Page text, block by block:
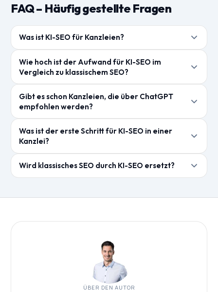
FAQ – Häufig gestellte Fragen
Was ist KI-SEO für Kanzleien?
Inhalten und Online-Präsenz für die Sichtbarkeit in KI-
gestützten Suchsystemen wie ChatGPT, Perplexity
und Google Gemini. Es ergänzt klassisches SEO um
sprachmodellspezifische Signale.
Wie hoch ist der Aufwand für KI-SEO im
Vergleich zu klassischem SEO?
Inhalte, strukturierte Daten, klare Positionierung. KI-
SEO-spezifische Maßnahmen wie FAQ-Optimierung,
E-E-A-T-Signale und externe Erwähnungsaufbau sind
ergänzende Schichten.
Gibt es schon Kanzleien, die über ChatGPT
empfohlen werden?
starker Online-Präsenz, klarer Positionierung und
OMmatic kann analysieren, ob Ihre Kanzlei in KI-
Was ist der erste Schritt für KI-SEO in einer
Kanzlei?
wie Ihre Kanzlei in relevanten KI-Systemen dargestellt
Optimierungsmöglichkeiten.
Wird klassisches SEO durch KI-SEO ersetzt?
Google-Rankings bleiben relevant, während KI-
eröffnen.
ÜBER DEN AUTOR